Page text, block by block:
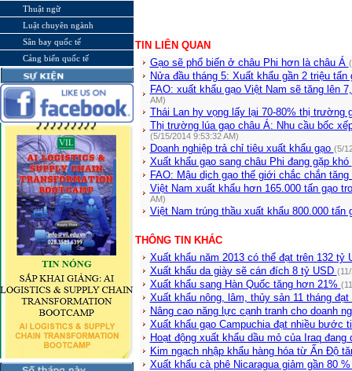
Thuật ngữ
Luật chuyên ngành
Sân bay quốc tế
Cảng biển quốc tế
TIN LIÊN QUAN
Gạo sẽ phổ biến ở châu Phi hơn là châu Á
Nửa đầu tháng 5: Xuất khẩu gần 2 triệu tấn
FAO: xuất khẩu gạo Việt Nam sẽ tăng lên
AM)
Thái Lan hy vọng lấy lại 70-80% thị trường
Thị trường lúa gạo châu Á: Nhu cầu bốc
(5/15/2014 9:53:32 AM)
Doanh nghiệp trả chỉ tiêu xuất khẩu gạo (5/
Xuất khẩu gạo sang châu Phi đang gặp khó
FAO: Mậu dịch gạo thế giới chắc chắn
Việt Nam xuất khẩu hơn 165.000 tấn gạo
AM)
Việt Nam trúng thầu xuất khẩu 800.000 tấn
THÔNG TIN KHÁC
Xuất khẩu năm 2013 có thể đạt trên 132 tỷ
Xuất khẩu da giày sẽ cán đích 8 tỷ USD
Xuất khẩu sang Hàn Quốc tăng hơn 21%
Xuất khẩu nông, lâm, thủy sản 11 tháng
Nâng cao năng lực cạnh tranh cho doanh
Xuất khẩu gạo Campuchia đạt nhiều bước
Hoạt động xuất khẩu dầu mỏ của Iraq
Kim ngạch nhập khẩu hàng hóa từ Ấn Độ
Xuất khẩu cà phê Nicaragua giảm gần 80